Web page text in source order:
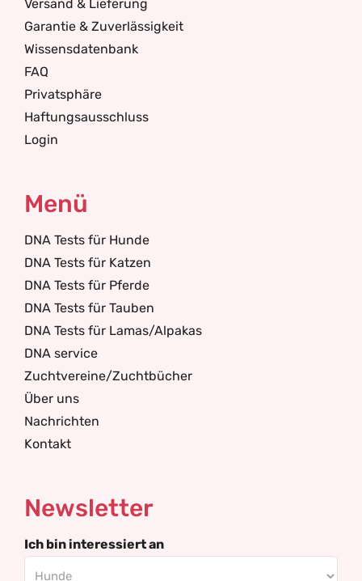
Versand & Lieferung
Garantie & Zuverlässigkeit
Wissensdatenbank
FAQ
Privatsphäre
Haftungsausschluss
Login
Menü
DNA Tests für Hunde
DNA Tests für Katzen
DNA Tests für Pferde
DNA Tests für Tauben
DNA Tests für Lamas/Alpakas
DNA service
Zuchtvereine/Zuchtbücher
Über uns
Nachrichten
Kontakt
Newsletter
Ich bin interessiert an